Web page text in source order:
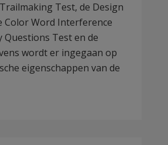
Test, de Design
Color Word Interference
Questions Test en de
wordt er ingegaan op
eigenschappen van de